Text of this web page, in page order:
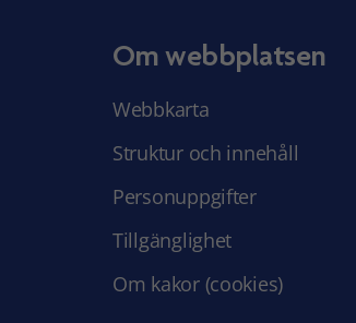
Om webbplatsen
Webbkarta
Struktur och innehåll
Personuppgifter
Tillgänglighet
Om kakor (cookies)